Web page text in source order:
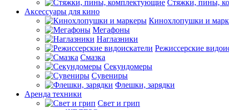
Стяжки, пины,
Аксессуары для кино
Кинохлопушки и
Мегафоны
Наглазники
Режиссерские
Смазка
Секундомеры
Сувениры
Флешки, зарядки
Аренда техники
Свет и грип